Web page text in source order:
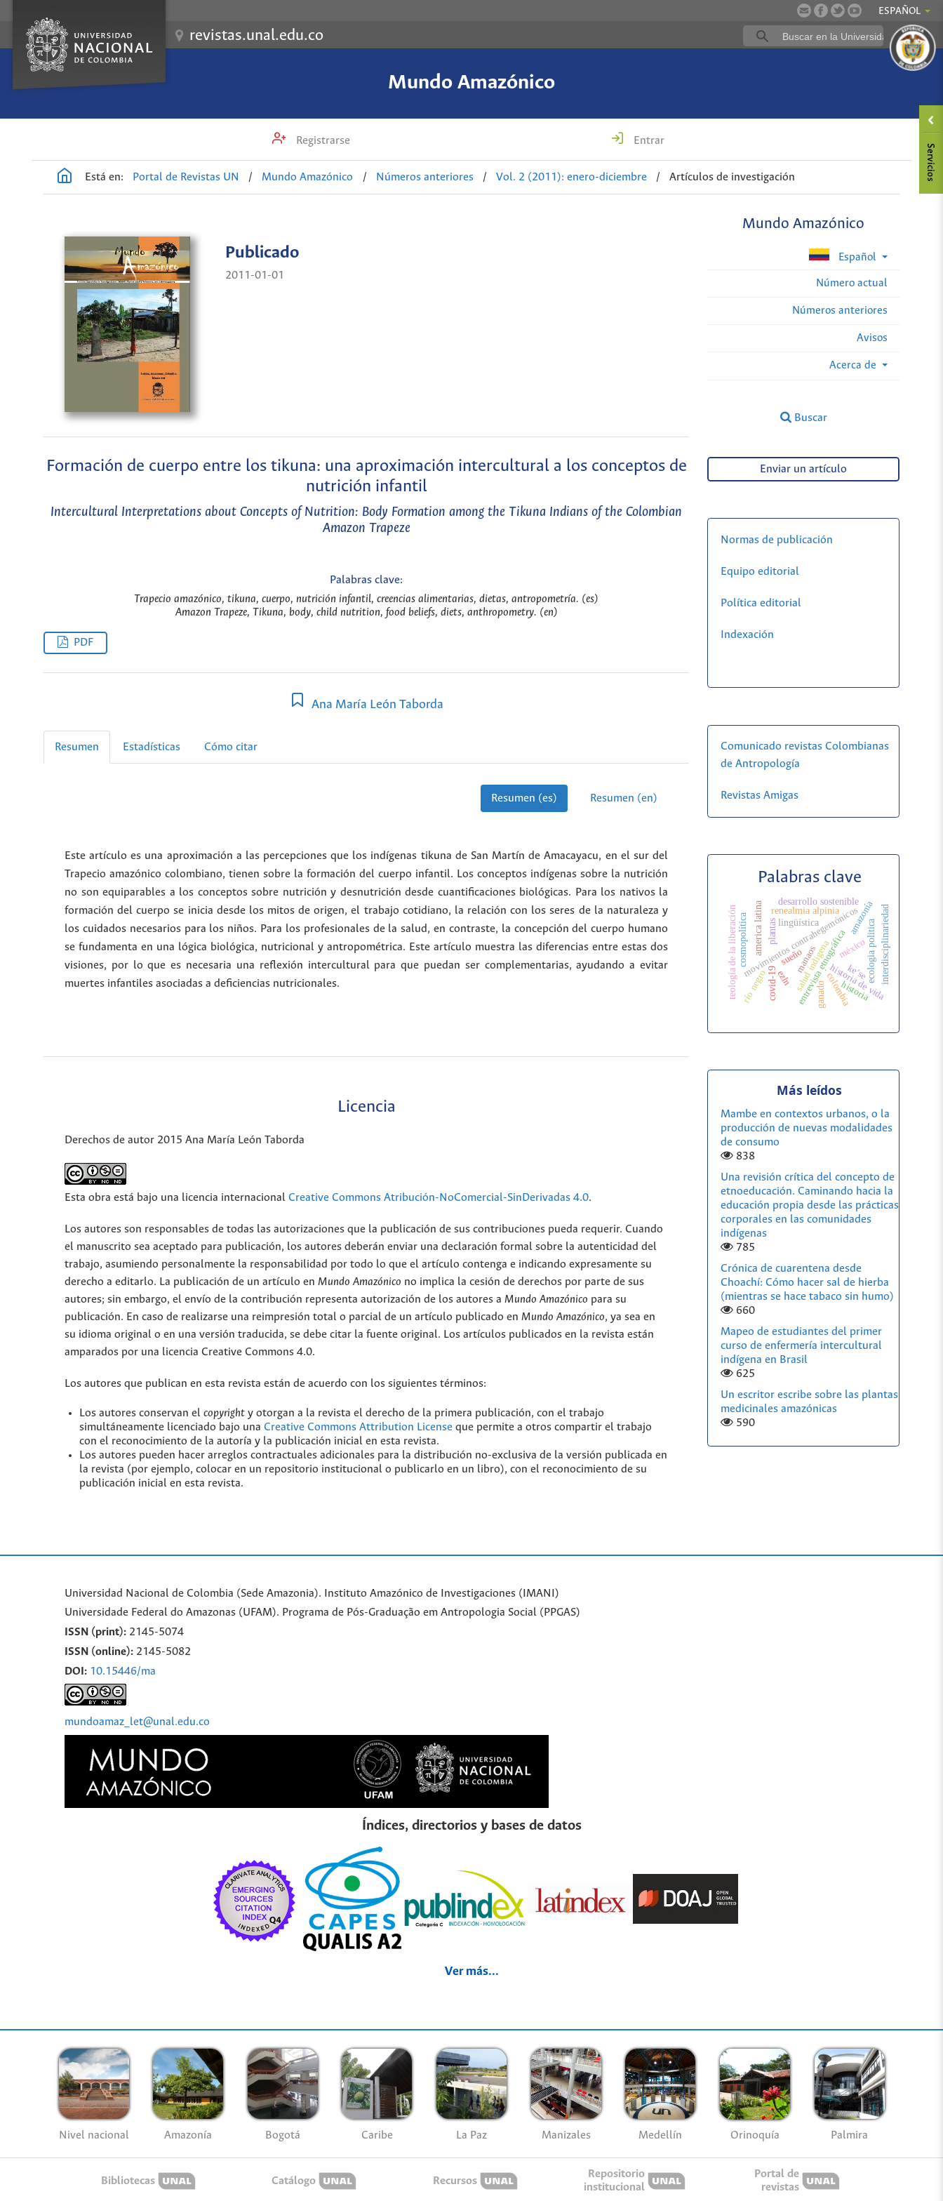
ESPAÑOL
revistas.unal.edu.co
Mundo Amazónico
Registrarse Entrar
Está en: Portal de Revistas UN / Mundo Amazónico / Números anteriores / Vol. 2 (2011): enero-diciembre / Artículos de investigación
Mundo Amazónico
Español
Número actual
Números anteriores
Avisos
Acerca de
Buscar
Publicado
2011-01-01
Formación de cuerpo entre los tikuna: una aproximación intercultural a los conceptos de
nutrición infantil
Intercultural Interpretations about Concepts of Nutrition: Body Formation among the Tikuna Indians of the Colombian
Amazon Trapeze
Palabras clave:
Trapecio amazónico, tikuna, cuerpo, nutrición infantil, creencias alimentarias, dietas, antropometría. (es)
Amazon Trapeze, Tikuna, body, child nutrition, food beliefs, diets, anthropometry. (en)
PDF
Ana María León Taborda
Resumen Estadísticas Cómo citar
Resumen (es) Resumen (en)
Este artículo es una aproximación a las percepciones que los indígenas tikuna de San Martín de Amacayacu, en el sur del
Trapecio amazónico colombiano, tienen sobre la formación del cuerpo infantil. Los conceptos indígenas sobre la nutrición
no son equiparables a los conceptos sobre nutrición y desnutrición desde cuantificaciones biológicas. Para los nativos la
formación del cuerpo se inicia desde los mitos de origen, el trabajo cotidiano, la relación con los seres de la naturaleza y
los cuidados necesarios para los niños. Para los profesionales de la salud, en contraste, la concepción del cuerpo humano
se fundamenta en una lógica biológica, nutricional y antropométrica. Este artículo muestra las diferencias entre estas dos
visiones, por lo que es necesaria una reflexión intercultural para que puedan ser complementarias, ayudando a evitar
muertes infantiles asociadas a deficiencias nutricionales.
Licencia
Derechos de autor 2015 Ana María León Taborda
Esta obra está bajo una licencia internacional Creative Commons Atribución-NoComercial-SinDerivadas 4.0.
Los autores son responsables de todas las autorizaciones que la publicación de sus contribuciones pueda requerir. Cuando
el manuscrito sea aceptado para publicación, los autores deberán enviar una declaración formal sobre la autenticidad del
trabajo, asumiendo personalmente la responsabilidad por todo lo que el artículo contenga e indicando expresamente su
derecho a editarlo. La publicación de un artículo en Mundo Amazónico no implica la cesión de derechos por parte de sus
autores; sin embargo, el envío de la contribución representa autorización de los autores a Mundo Amazónico para su
publicación. En caso de realizarse una reimpresión total o parcial de un artículo publicado en Mundo Amazónico, ya sea en
su idioma original o en una versión traducida, se debe citar la fuente original. Los artículos publicados en la revista están
amparados por una licencia Creative Commons 4.0.
Los autores que publican en esta revista están de acuerdo con los siguientes términos:
Los autores conservan el copyright y otorgan a la revista el derecho de la primera publicación, con el trabajo
simultáneamente licenciado bajo una Creative Commons Attribution License que permite a otros compartir el trabajo
con el reconocimiento de la autoría y la publicación inicial en esta revista.
Los autores pueden hacer arreglos contractuales adicionales para la distribución no-exclusiva de la versión publicada en
la revista (por ejemplo, colocar en un repositorio institucional o publicarlo en un libro), con el reconocimiento de su
publicación inicial en esta revista.
Enviar un artículo
Normas de publicación
Equipo editorial
Política editorial
Indexación
Comunicado revistas Colombianas
de Antropología
Revistas Amigas
Palabras clave
movimientos contrahegemónicos
entrevista etnográficahistoria de vida
ezln
teología de la liberación méxico
salud indigena
covid-19
manaos ecologia politica
america latina plantas
río negro
renealmia alpinia interdisciplinariedad
cosmopolítica
colombia
ganado
amazonía
historia
lingüística
.
desarrollo sostenible
ke’se
sueño
Más leídos
Mambe en contextos urbanos, o la
producción de nuevas modalidades
de consumo
838
Una revisión crítica del concepto de
etnoeducación. Caminando hacia la
educación propia desde las prácticas
corporales en las comunidades
indígenas
785
Crónica de cuarentena desde
Choachí: Cómo hacer sal de hierba
(mientras se hace tabaco sin humo)
660
Mapeo de estudiantes del primer
curso de enfermería intercultural
indígena en Brasil
625
Un escritor escribe sobre las plantas
medicinales amazónicas
590
Universidad Nacional de Colombia (Sede Amazonia). Instituto Amazónico de Investigaciones (IMANI)
Universidade Federal do Amazonas (UFAM). Programa de Pós-Graduação em Antropologia Social (PPGAS)
ISSN (print): 2145-5074
ISSN (online): 2145-5082
DOI: 10.15446/ma
mundoamaz_let@unal.edu.co
Índices, directorios y bases de datos
Ver más...
Nivel nacional Amazonía Bogotá Caribe La Paz Manizales Medellín Orinoquía Palmira
Bibliotecas Catálogo Recursos
Repositorio
institucional
Portal de
revistas